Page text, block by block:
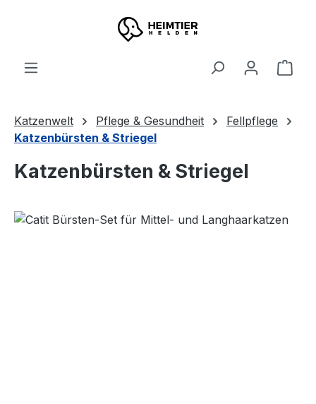
Zum Hauptinhalt springen
Katzenwelt Pflege & Gesundheit
Fellpflege
Katzenbürsten & Striegel
Katzenbürsten & Striegel